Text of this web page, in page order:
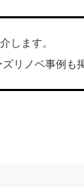
します。
リノベ事例も掲